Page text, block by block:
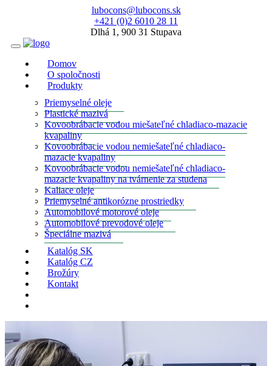
lubocons@lubocons.sk
+421 (0)2 6010 28 11
Dlhá 1, 900 31 Stupava
Domov
O spoločnosti
Produkty
Priemyselné oleje
Plastické mazivá
Kovoobrábacie vodou miešateľné chladiaco-mazacie
kvapaliny
Kovoobrábacie vodou nemiešateľné chladiaco-
mazacie kvapaliny
Kovoobrábacie vodou nemiešateľné chladiaco-
mazacie kvapaliny na tvárnenie za studena
Kaliace oleje
Priemyselné antikorózne prostriedky
Automobilové motorové oleje
Automobilové prevodové oleje
Špeciálne mazivá
Katalóg SK
Katalóg CZ
Brožúry
Kontakt